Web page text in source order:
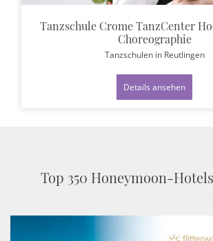
Tanzschule Crome TanzCenter
Choreographie
Tanzschulen in Reutlingen
Details ansehen
Top 350 Honeymoon-